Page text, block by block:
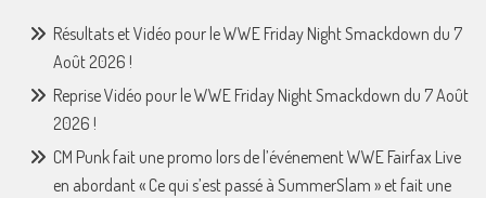
Résultats et Vidéo pour le WWE Friday Night Smackdown du 7
Août 2026 !
Reprise Vidéo pour le WWE Friday Night Smackdown du 7 Août
2026 !
CM Punk fait une promo lors de l’événement WWE Fairfax Live
en abordant « Ce qui s’est passé à SummerSlam » et fait une